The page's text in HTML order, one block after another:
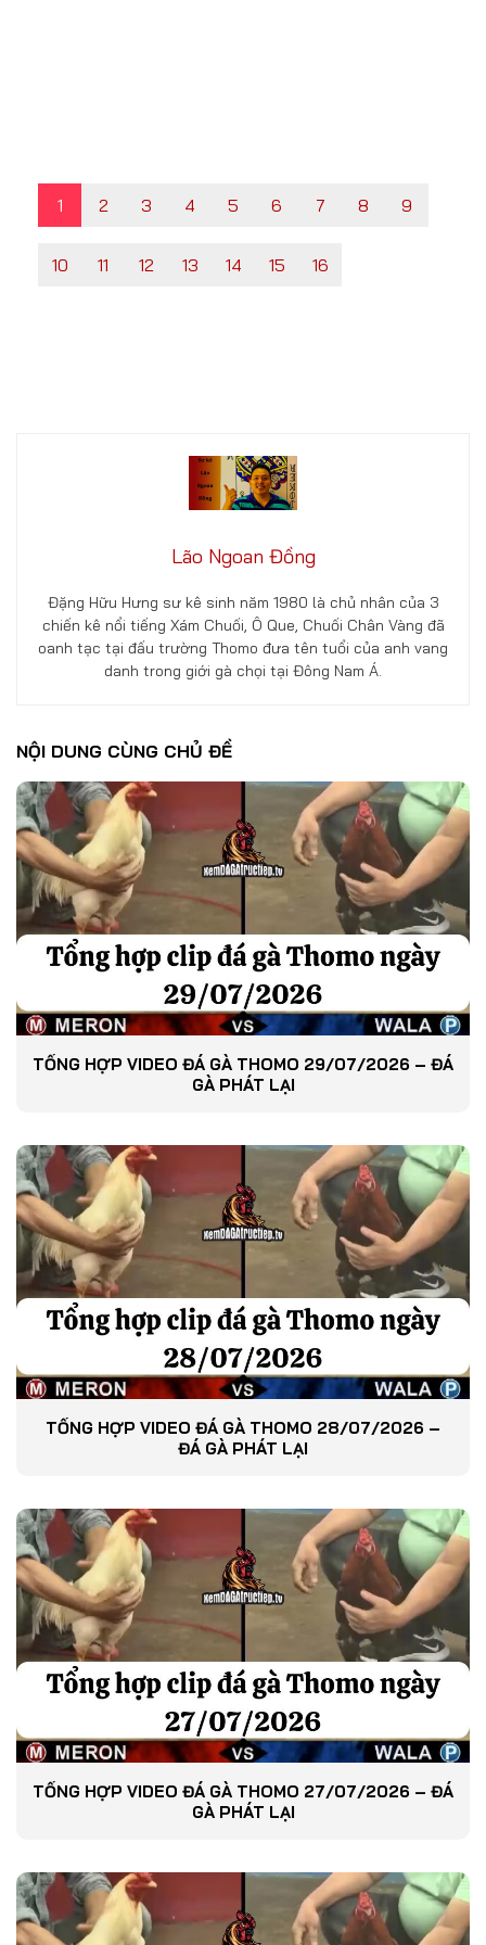
1 2 3 4 5 6 7 8 9
10 11 12 13 14 15 16
Lão Ngoan Đồng
Đặng Hữu Hưng sư kê sinh năm 1980 là chủ nhân của 3
chiến kê nổi tiếng Xám Chuối, Ô Que, Chuối Chân Vàng đã
oanh tạc tại đấu trường Thomo đưa tên tuổi của anh vang
danh trong giới gà chọi tại Đông Nam Á.
NỘI DUNG CÙNG CHỦ ĐỀ
TỔNG HỢP VIDEO ĐÁ GÀ THOMO 29/07/2026 – ĐÁ
GÀ PHÁT LẠI
TỔNG HỢP VIDEO ĐÁ GÀ THOMO 28/07/2026 –
ĐÁ GÀ PHÁT LẠI
TỔNG HỢP VIDEO ĐÁ GÀ THOMO 27/07/2026 – ĐÁ
GÀ PHÁT LẠI